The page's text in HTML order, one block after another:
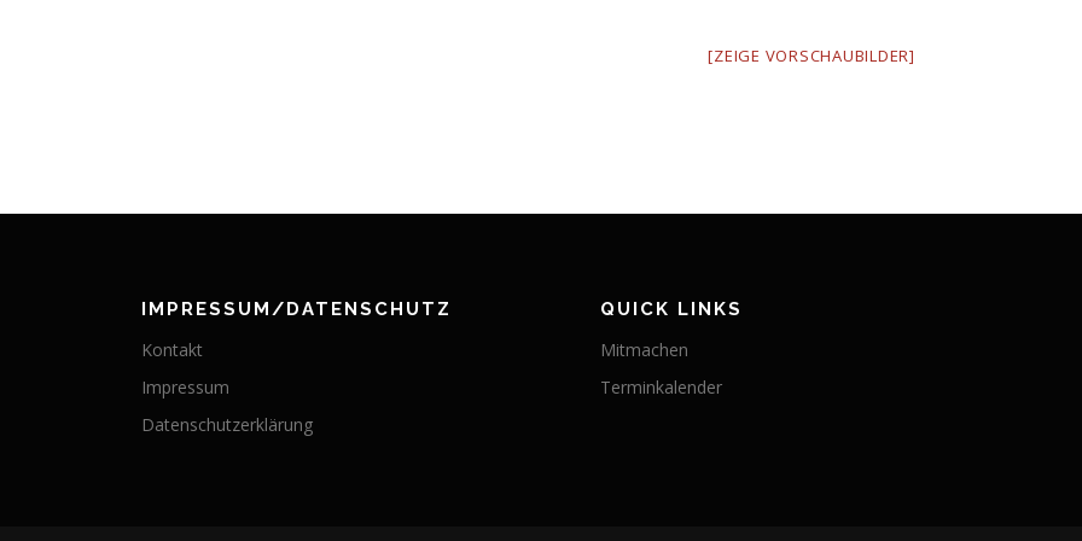
[ZEIGE VORSCHAUBILDER]
IMPRESSUM/DATENSCHUTZ
Kontakt
Impressum
Datenschutzerklärung
QUICK LINKS
Mitmachen
Terminkalender